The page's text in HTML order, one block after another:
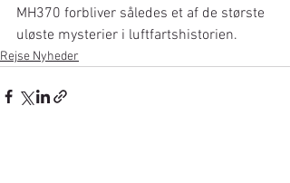
MH370 forbliver således et af de største
uløste mysterier i luftfartshistorien.
Rejse Nyheder